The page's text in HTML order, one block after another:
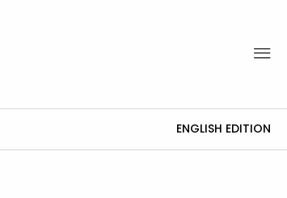
ENGLISH EDITION